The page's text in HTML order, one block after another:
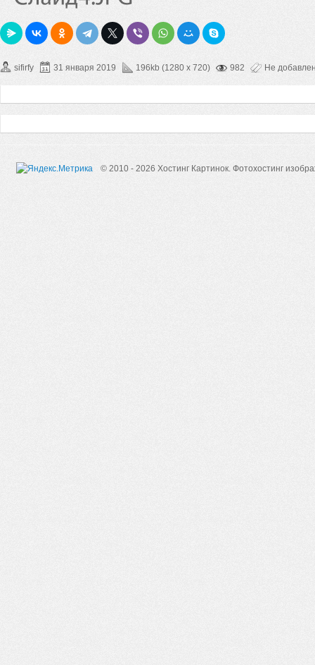
sifirfy 31 января 2019 196kb (1280 x 720) 982 Не
© 2010 - 2026 Хостинг Картинок. Фотохостинг